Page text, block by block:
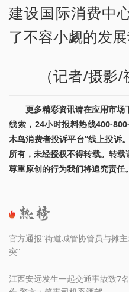
建设国际消费中
了不容小觑的发展
（记者/摄影/
更多精彩资讯请在应用市场
线索，24小时报料热线400-
木鸟消费者投诉平台”线上投诉
所有，未经授权不得转载。转
尊重原创的行为我们将追究责任。
官方通报“街道城管协管员与摊
突”
江西安远发生一起交通事故致7